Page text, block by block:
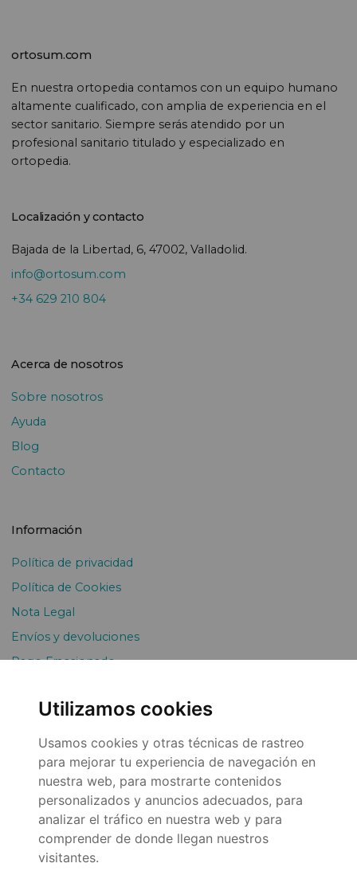
Utilizamos cookies
Usamos cookies y otras técnicas de rastreo
para mejorar tu experiencia de navegación en
nuestra web, para mostrarte contenidos
personalizados y anuncios adecuados, para
analizar el tráfico en nuestra web y para
comprender de donde llegan nuestros
visitantes.
ortosum.com
En nuestra ortopedia contamos con un equipo humano
altamente cualificado, con amplia de experiencia en el
sector sanitario. Siempre serás atendido por un
profesional sanitario titulado y especializado en
ortopedia.
Localización y contacto
Bajada de la Libertad, 6, 47002, Valladolid.
info@ortosum.com
+34 629 210 804
Acerca de nosotros
Sobre nosotros
Ayuda
Blog
Contacto
Información
Política de privacidad
Política de Cookies
Nota Legal
Envíos y devoluciones
Pago Fraccionado
© 2026